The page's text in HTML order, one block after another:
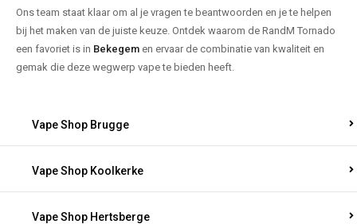
Ons team staat klaar om al je vragen te beantwoorden en je te helpen
bij het maken van de juiste keuze. Ontdek waarom de RandM Tornado
een favoriet is in Bekegem en ervaar de combinatie van kwaliteit en
gemak die deze wegwerp vape te bieden heeft.
Vape Shop Brugge
Vape Shop Koolkerke
Vape Shop Hertsberge